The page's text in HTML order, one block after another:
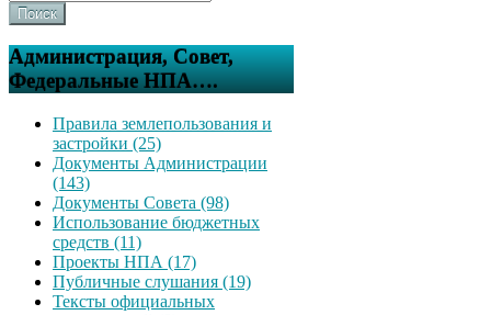
Поиск
Администрация, Совет,
Федеральные НПА….
Правила землепользования и
застройки (25)
Документы Администрации
(143)
Документы Совета (98)
Использование бюджетных
средств (11)
Проекты НПА (17)
Публичные слушания (19)
Тексты официальных